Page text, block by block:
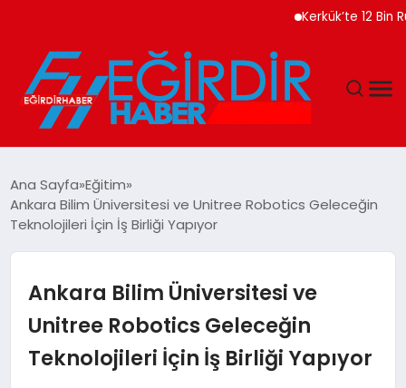
Kerkük’te 12 Bin
EĞITIM
MAGAZIN
Ana Sayfa Eğitim
Ankara Bilim Üniversitesi ve Unitree Robotics Geleceğin
Teknolojileri İçin İş Birliği Yapıyor
Ankara Bilim Üniversitesi ve
Unitree Robotics Geleceğin
Teknolojileri İçin İş Birliği Yapıyor